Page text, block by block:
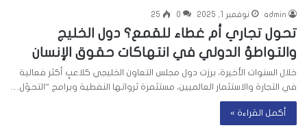
admin نوفمبر 1, 2025 0
25
تحول تجاري أم غطاء للقمع؟ دول الخليج
والتواطؤ الدولي في انتهاكات حقوق الإنسان
خلال السنوات الأخيرة، برزت دول مجلس التعاون الخليجي كلاعبٍ أكثر فعالية
في التجارة والاستثمار العالميين، مستثمرة ثرواتها النفطية وبرامج “التحوّل…
أكمل القراءة »